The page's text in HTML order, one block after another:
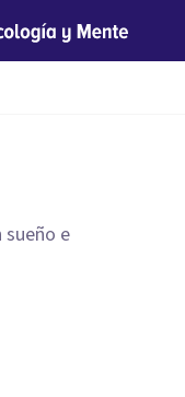
sueño e